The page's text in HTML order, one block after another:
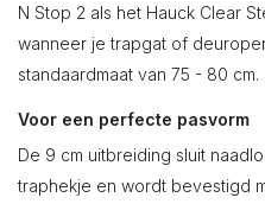
N Stop 2 als het Hauck Clear
wanneer je trapgat of
standaardmaat van 75 - 80 cm.
Voor een perfecte pasvorm
De 9 cm uitbreiding sluit
traphekje en wordt bevestigd